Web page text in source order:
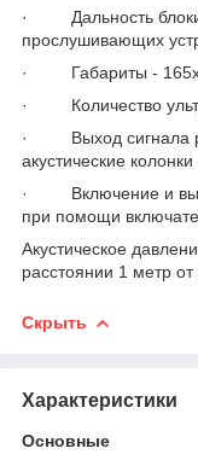
· Дальность
прослушивающих
· Габариты -
· Количество
· Выход сигнала
акустические колонки
· Включение и
при помощи
Акустическое
расстоянии 1 метр от
Скрыть
Характеристики
Основные